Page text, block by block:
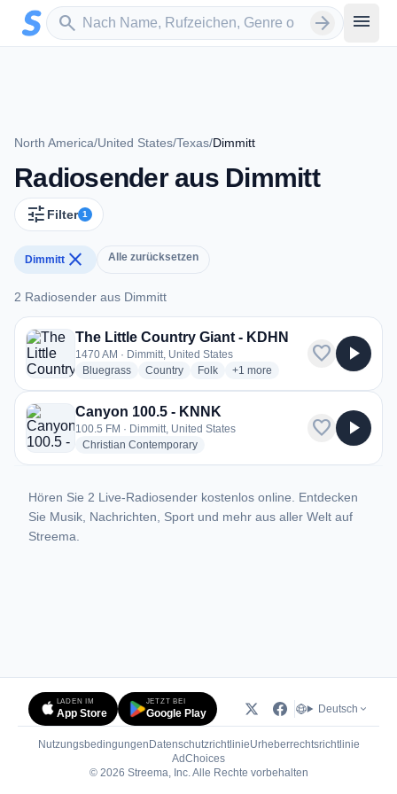
Zum Hauptinhalt springen
search
Sender suchen arrow_forward menu
North America/United States/Texas/Dimmitt
Radiosender aus Dimmitt
tune Filter 1
Dimmitt close Alle zurücksetzen
2 Radiosender aus Dimmitt
2 Radiosender aus Dimmitt
The Little Country Giant - KDHN
1470 AM · Dimmitt, United States
Bluegrassradio stations
Countryradio stations
Folkradio stations
+1 more genres for The Little
more
favorite play_arrow
Canyon 100.5 - KNNK
100.5 FM · Dimmitt, United States
Christian Contemporaryradio stations
favorite play_arrow
Hören Sie 2 Live-Radiosender kostenlos online. Entdecken
Sie Musik, Nachrichten, Sport und mehr aus aller Welt auf
Streema.
LADEN IM
App Store
JETZT BEI
Google Play Deutsch
Nutzungsbedingungen DatenschutzrichtlinieUrheberrechtsrichtlinie
AdChoices(öffnet in neuem Tab)
© 2026 Streema, Inc. Alle Rechte vorbehalten